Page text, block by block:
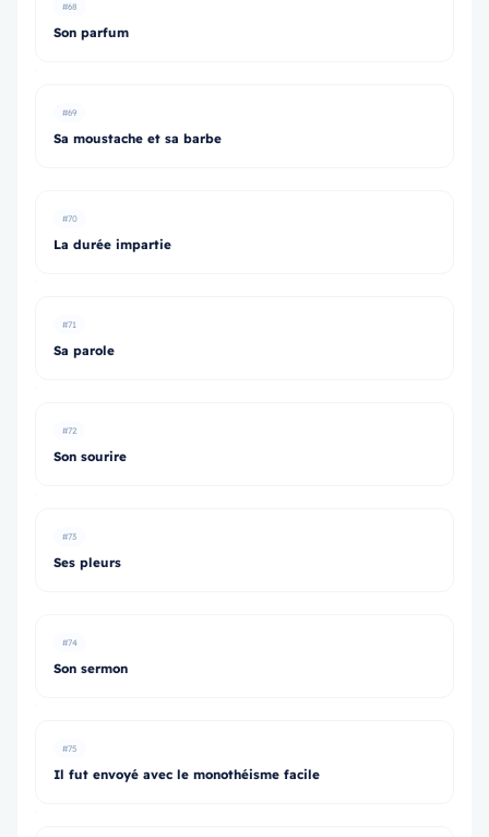
#68
Son parfum
#69
Sa moustache et sa barbe
#70
La durée impartie
#71
Sa parole
#72
Son sourire
#73
Ses pleurs
#74
Son sermon
#75
Il fut envoyé avec le monothéisme facile